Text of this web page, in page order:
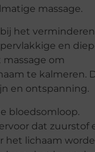
massage.
het verminderen
en
om
te kalmeren.
en ontspanning.
bloedsomloop.
dat zuurstof
het lichaam